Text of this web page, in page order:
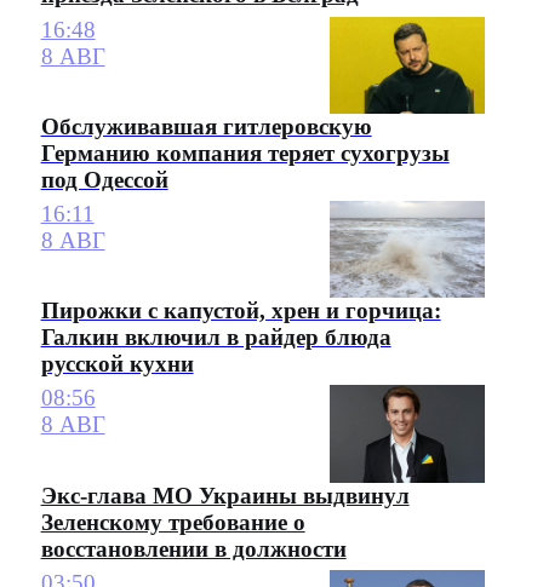
16:48
8 АВГ
Обслуживавшая гитлеровскую
Германию компания теряет сухогрузы
под Одессой
16:11
8 АВГ
Пирожки с капустой, хрен и горчица:
Галкин включил в райдер блюда
русской кухни
08:56
8 АВГ
Экс-глава МО Украины выдвинул
Зеленскому требование о
восстановлении в должности